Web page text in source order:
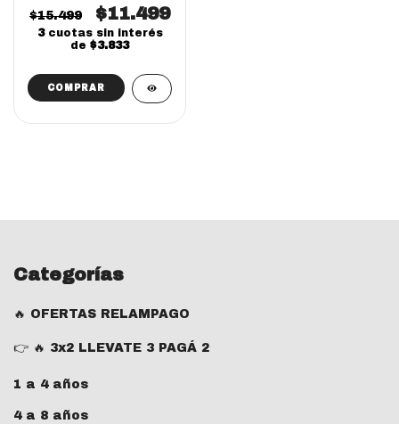
Blister | Juguete
Coleccionable
$15.499 $11.499
3 cuotas sin interés
de $3.833
Categorías
🔥 OFERTAS RELAMPAGO
👉 🔥 3x2 LLEVATE 3 PAGÁ 2
1 a 4 años
4 a 8 años